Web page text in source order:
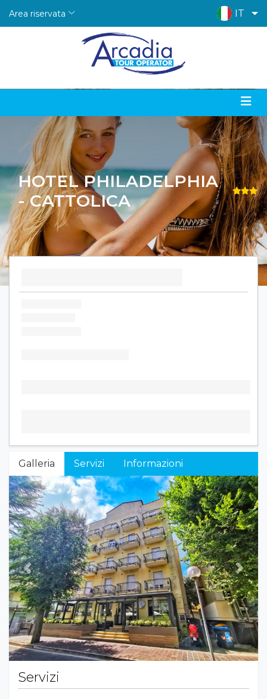
Area riservata IT
HOTEL PHILADELPHIA
- CATTOLICA
Galleria Servizi Informazioni
Previous Next
Servizi